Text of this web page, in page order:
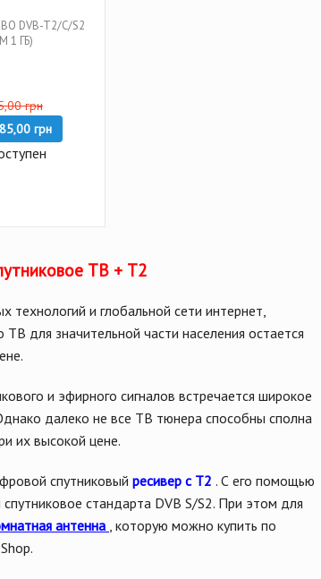
DVB-T2/C/S2
1 ГБ)
грн
грн
ТВ + Т2
технологий и глобальной сети интернет,
для значительной части населения остается
и эфирного сигналов встречается широкое
далеко не все ТВ тюнера способны сполна
их высокой цене.
спутниковый ресивер с T2 . С его помощью
стандарта DVB S/S2. При этом для
антенна , которую можно купить по